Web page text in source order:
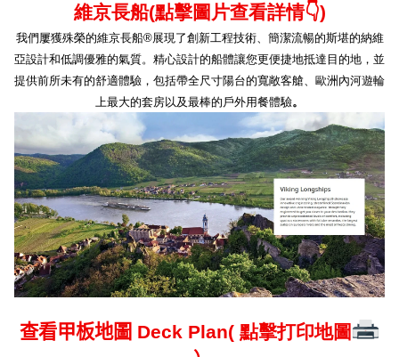
維京長船(點擊圖片查看詳情👇)
我們屢獲殊榮的維京長船®展現了創新工程技術、簡潔流暢的斯堪的納維
亞設計和低調優雅的氣質。精心設計的船體讓您更便捷地抵達目的地，並
提供前所未有的舒適體驗，包括帶全尺寸陽台的寬敞客艙、歐洲內河遊輪
上最大的套房以及最棒的戶外用餐體驗。
查看甲板地圖 Deck Plan( 點擊打印地圖